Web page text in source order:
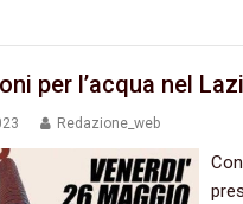
per l’acqua nel
Redazione_web